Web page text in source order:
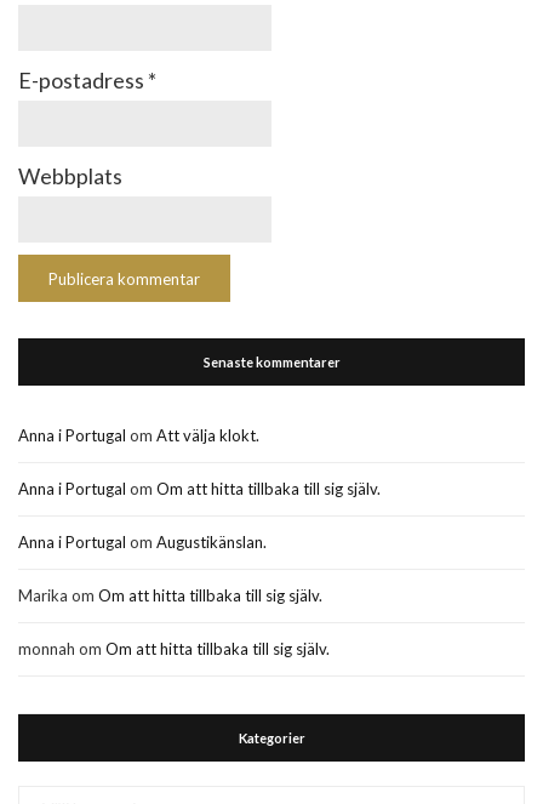
E-postadress *
Webbplats
Senaste kommentarer
Anna i Portugal om Att välja klokt.
Anna i Portugal om Om att hitta tillbaka till sig själv.
Anna i Portugal om Augustikänslan.
Marika om Om att hitta tillbaka till sig själv.
monnah om Om att hitta tillbaka till sig själv.
Kategorier